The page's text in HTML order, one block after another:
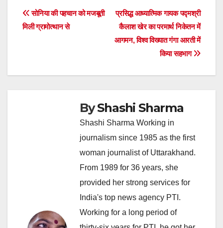
Post
navigation
प्रसिद्ध आध्यात्मिक गायक पद्मश्री
कैलाश खेर का परमार्थ निकेतन में
आगमन, विश्व विख्यात गंगा आरती में
किया सहभाग
सोनिया की पहचान को मजबूती
मिली ग्रामोत्थान से
ByShashi Sharma
Shashi Sharma Working in
journalism since 1985 as the first
woman journalist of Uttarakhand.
From 1989 for 36 years, she
provided her strong services for
India's top news agency PTI.
Working for a long period of